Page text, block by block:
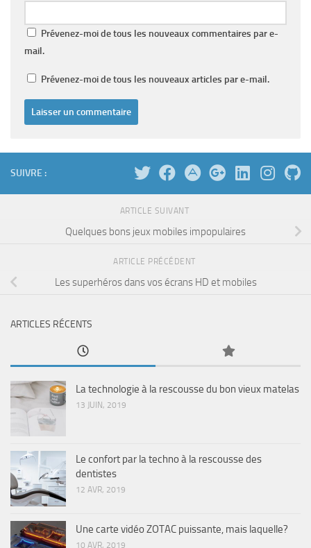
Prévenez-moi de tous les nouveaux commentaires par e-
mail.
Prévenez-moi de tous les nouveaux articles par e-mail.
SUIVRE :
ARTICLE SUIVANT
Quelques bons jeux mobiles impopulaires
ARTICLE PRÉCÉDENT
Les superhéros dans vos écrans HD et mobiles
ARTICLES RÉCENTS
La technologie à la rescousse du bon vieux matelas
13 JUIN, 2019
Le confort par la techno à la rescousse des
dentistes
12 AVR, 2019
Une carte vidéo ZOTAC puissante, mais laquelle?
10 AVR, 2019